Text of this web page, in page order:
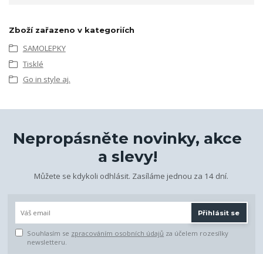
Zboží zařazeno v kategoriích
SAMOLEPKY
Tisklé
Go in style aj.
Nepropásněte novinky, akce
a slevy!
Můžete se kdykoli odhlásit. Zasíláme jednou za 14 dní.
Přihlásit se
Souhlasím se zpracováním osobních údajů za účelem rozesílky
newsletteru.